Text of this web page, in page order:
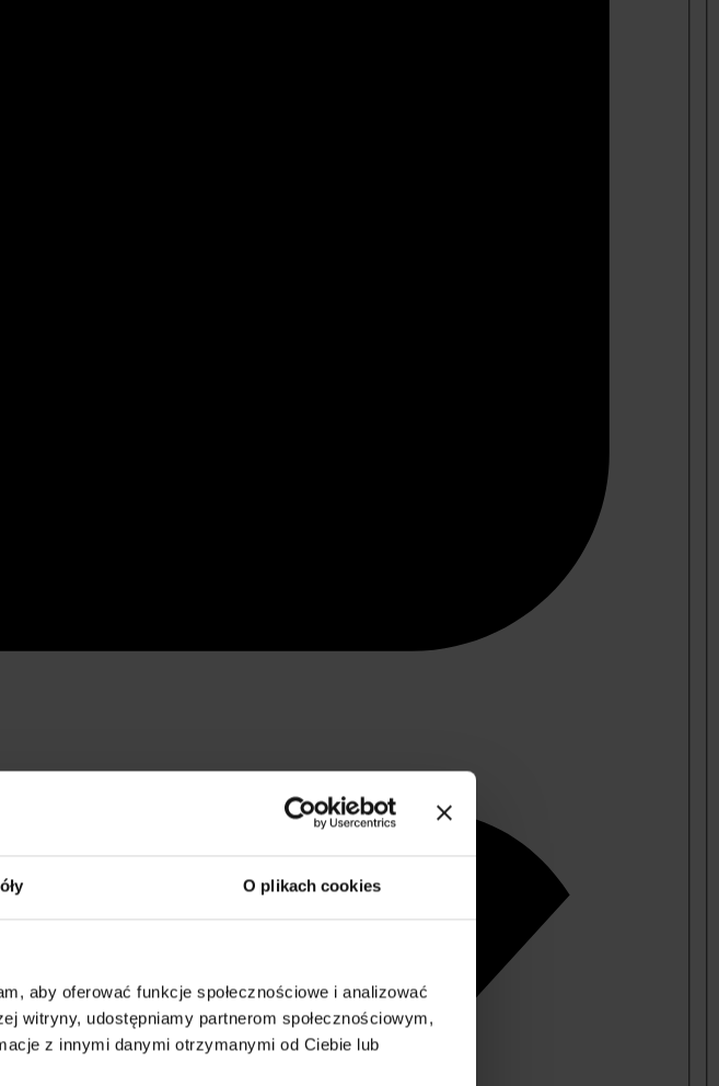
O plikach cookies
aby oferować funkcje społecznościowe i analizować
witryny, udostępniamy partnerom społecznościowym,
z innymi danymi otrzymanymi od Ciebie lub